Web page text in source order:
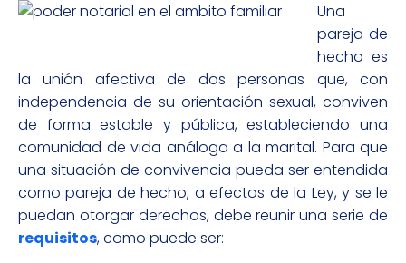
Una
pareja de
hecho es
la unión afectiva de dos personas que, con
independencia de su orientación sexual, conviven
de forma estable y pública, estableciendo una
comunidad de vida análoga a la marital. Para que
una situación de convivencia pueda ser entendida
como pareja de hecho, a efectos de la Ley, y se le
puedan otorgar derechos, debe reunir una serie de
requisitos, como puede ser: